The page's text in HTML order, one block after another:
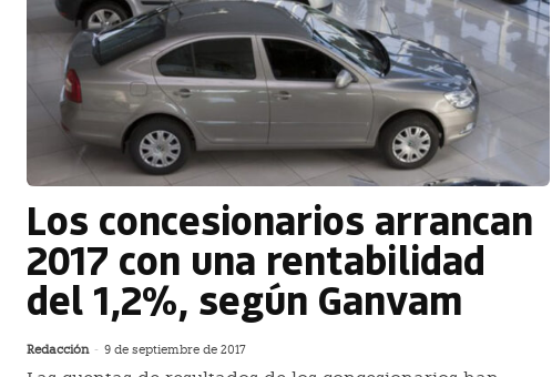
Los concesionarios arrancan
2017 con una rentabilidad
del 1,2%, según Ganvam
Redacción - 9 de septiembre de 2017